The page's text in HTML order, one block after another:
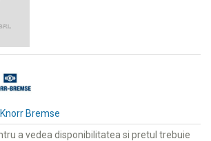
Knorr Bremse
a vedea disponibilitatea si pretul trebuie